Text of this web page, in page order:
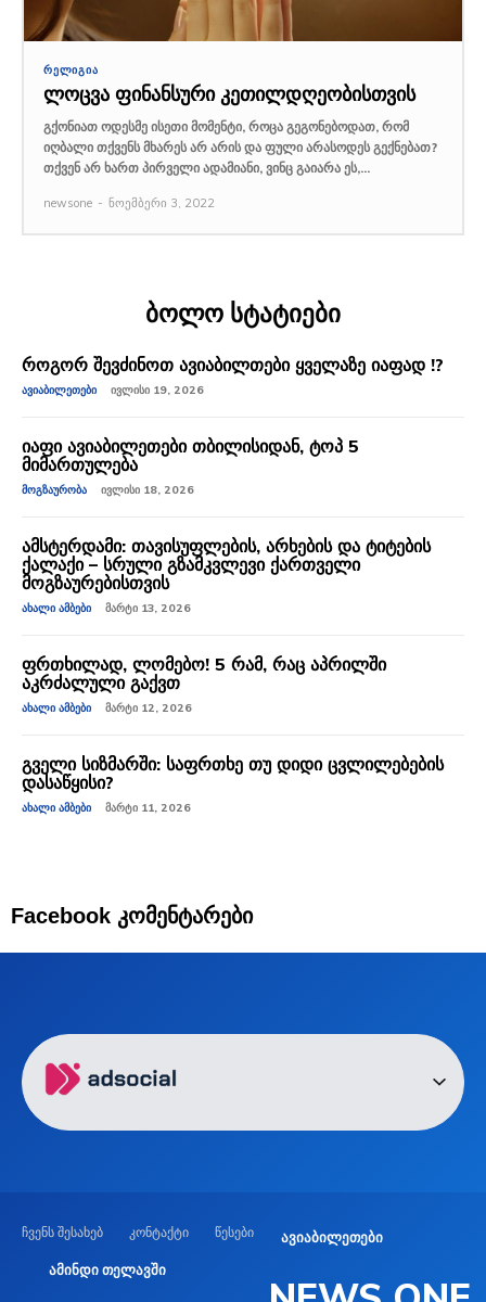
ᲠᲔᲚᲘᲒᲘᲐ
ლოცვა ფინანსური კეთილდღეობისთვის
გქონიათ ოდესმე ისეთი მომენტი, როცა გეგონებოდათ, რომ
იღბალი თქვენს მხარეს არ არის და ფული არასოდეს გექნებათ?
თქვენ არ ხართ პირველი ადამიანი, ვინც გაიარა ეს,...
newsone - ნოემბერი 3, 2022
ბოლო სტატიები
როგორ შევძინოთ ავიაბილთები ყველაზე იაფად !?
ᲐᲕᲘᲐᲑᲘᲚᲔᲗᲔᲑᲘ ᲘᲕᲚᲘᲡᲘ 19, 2026
იაფი ავიაბილეთები თბილისიდან, ტოპ 5
მიმართულება
ᲛᲝᲒᲖᲐᲣᲠᲝᲑᲐ ᲘᲕᲚᲘᲡᲘ 18, 2026
ამსტერდამი: თავისუფლების, არხების და ტიტების
ქალაქი – სრული გზამკვლევი ქართველი
მოგზაურებისთვის
ᲐᲮᲐᲚᲘ ᲐᲛᲑᲔᲑᲘ ᲛᲐᲠᲢᲘ 13, 2026
ფრთხილად, ლომებო! 5 რამ, რაც აპრილში
აკრძალული გაქვთ
ᲐᲮᲐᲚᲘ ᲐᲛᲑᲔᲑᲘ ᲛᲐᲠᲢᲘ 12, 2026
გველი სიზმარში: საფრთხე თუ დიდი ცვლილებების
დასაწყისი?
ᲐᲮᲐᲚᲘ ᲐᲛᲑᲔᲑᲘ ᲛᲐᲠᲢᲘ 11, 2026
Facebook კომენტარები
ჩვენს შესახებ კონტაქტი წესები
ავიაბილეთები
ამინდი თელავში